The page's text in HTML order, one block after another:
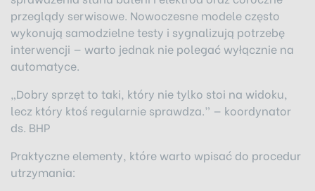
przeglądy serwisowe. Nowoczesne modele często
wykonują samodzielne testy i sygnalizują potrzebę
interwencji — warto jednak nie polegać wyłącznie na
automatyce.
„Dobry sprzęt to taki, który nie tylko stoi na widoku,
lecz który ktoś regularnie sprawdza.” — koordynator
ds. BHP
Praktyczne elementy, które warto wpisać do procedur
utrzymania: